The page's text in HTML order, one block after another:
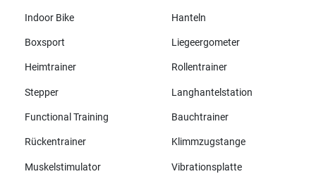
Indoor Bike Hanteln
Boxsport Liegeergometer
Heimtrainer Rollentrainer
Stepper Langhantelstation
Functional Training Bauchtrainer
Rückentrainer Klimmzugstange
Muskelstimulator Vibrationsplatte